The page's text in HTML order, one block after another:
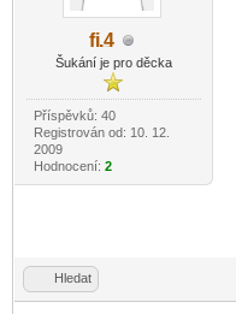
fi.4
Šukání je pro děcka
Příspěvků: 40
Registrován od: 10. 12.
2009
Hodnocení: 2
Hledat